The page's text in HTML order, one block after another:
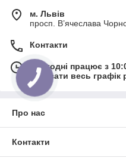
м. Львів
просп. В’ячеслава
Контакти
Сьогодні працює з
Показати весь графік
Про нас
Контакти